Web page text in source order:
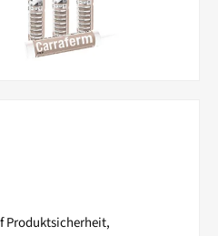
Produktsicherheit,